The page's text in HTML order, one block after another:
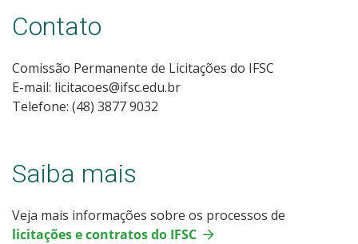
Contato
Comissão Permanente de Licitações do IFSC
E-mail: licitacoes@ifsc.edu.br
Telefone: (48) 3877 9032
Saiba mais
Veja mais informações sobre os processos de
licitações e contratos do IFSC